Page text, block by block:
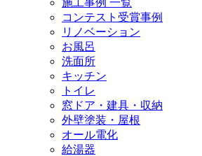
コンテスト受賞事例
リノベーション
お風呂
洗面所
キッチン
トイレ
窓ドア・建具・収納
外壁塗装・屋根
オール電化
給湯器